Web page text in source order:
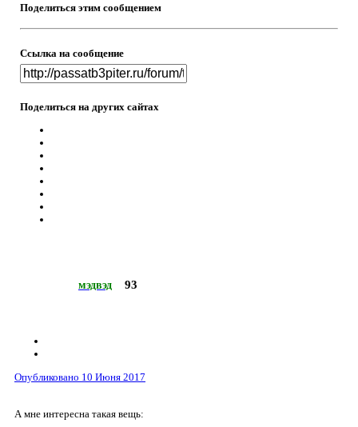
Поделиться этим сообщением
Ссылка на сообщение
Поделиться на других сайтах
мэдвэд 93
Опубликовано 10 Июня 2017
А мне интересна такая вещь: